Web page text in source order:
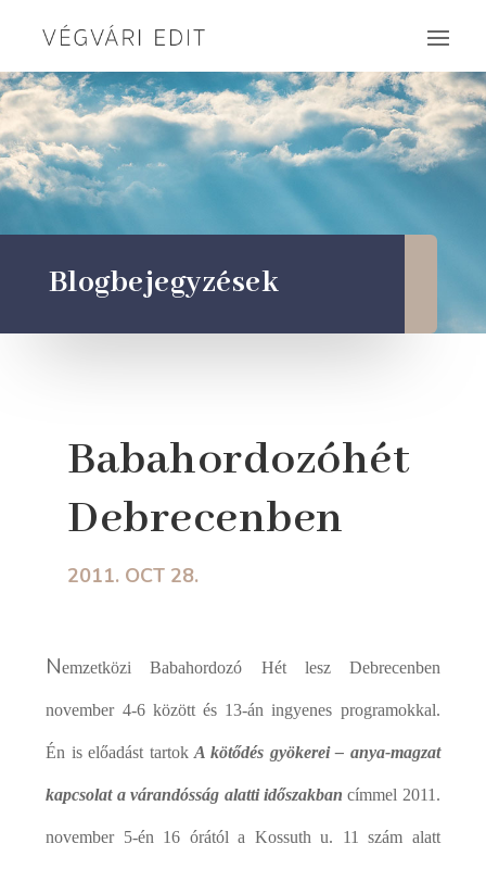
Blogbejegyzések
Babahordozóhét
Debrecenben
2011. OCT 28.
Nemzetközi Babahordozó Hét lesz Debrecenben
november 4-6 között és 13-án ingyenes programokkal.
Én is előadást tartok A kötődés gyökerei – anya-magzat
kapcsolat a várandósság alatti időszakban címmel 2011.
november 5-én 16 órától a Kossuth u. 11 szám alatt